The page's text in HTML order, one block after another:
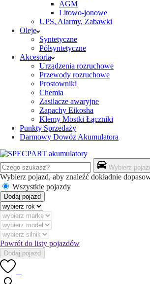
AGM
Litowo-jonowe
UPS, Alarmy, Zabawki
Oleje
Syntetyczne
Półsyntetyczne
Akcesoria
Urządzenia rozruchowe
Przewody rozruchowe
Prostowniki
Chemia
Zasilacze awaryjne
Zapachy Eikosha
Klemy Mostki Łączniki
Punkty Sprzedaży
Darmowy Dowóz Akumulatora
Wybierz
Wybierz pojazd, aby znaleźć dokładnie
Wszystkie pojazdy
Dodaj pojazd
Powrót do listy pojazdów
Dodaj pojazd